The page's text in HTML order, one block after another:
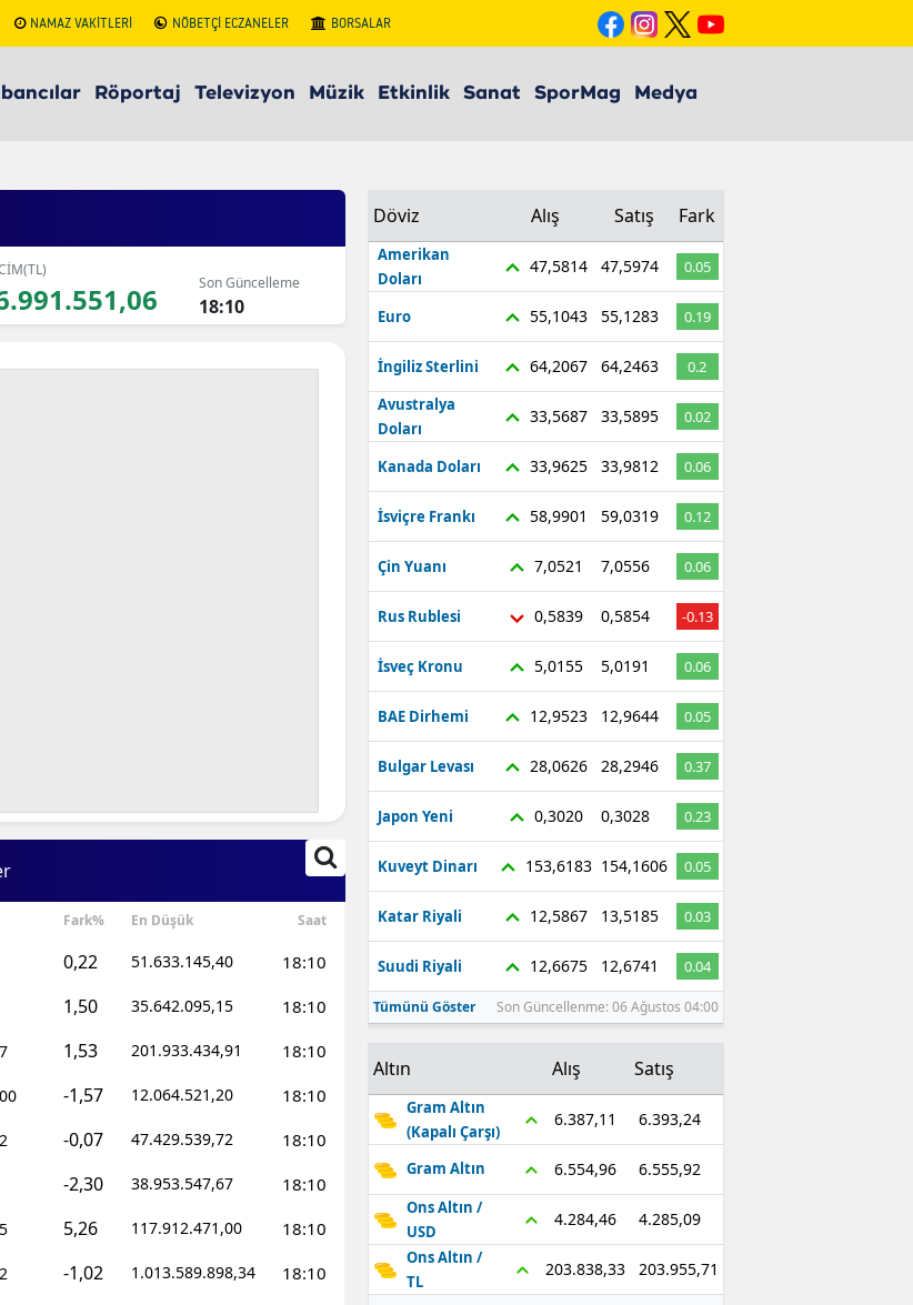
NAMAZ VAKİTLERİ NÖBETÇİ ECZANELER BORSALAR
Röportaj Televizyon Müzik Etkinlik Sanat SporMag Medya
Son Güncelleme
18:10
Fark% En Düşük Saat
0,22 51.633.145,40 18:10
1,50 35.642.095,15 18:10
1,53 201.933.434,91 18:10
-1,57 12.064.521,20 18:10
-0,07 47.429.539,72 18:10
-2,30 38.953.547,67 18:10
5,26 117.912.471,00 18:10
-1,02 1.013.589.898,34 18:10
Döviz Alış Satış Fark
Amerikan
Doları
47,5814 47,5974 0.05
Euro 55,1043 55,1283 0.19
İngiliz Sterlini 64,2067 64,2463
0.2
Avustralya
Doları
33,5687 33,5895 0.02
Kanada Doları 33,9625 33,9812 0.06
İsviçre Frankı 58,9901 59,0319 0.12
Çin Yuanı 7,0521 7,0556 0.06
Rus Rublesi 0,5839 0,5854 -0.13
İsveç Kronu 5,0155 5,0191 0.06
BAE Dirhemi 12,9523 12,9644 0.05
Bulgar Levası 28,0626 28,2946 0.37
Japon Yeni 0,3020 0,3028 0.23
Kuveyt Dinarı 153,6183 154,1606 0.05
Katar Riyali 12,5867 13,5185 0.03
Suudi Riyali 12,6675 12,6741 0.04
Tümünü Göster Son Güncellenme: 06 Ağustos 04:00
Altın Alış Satış
Gram Altın
(Kapalı Çarşı)
6.387,11 6.393,24
Gram Altın 6.554,96 6.555,92
Ons Altın /
USD
4.284,46 4.285,09
Ons Altın /
TL
203.838,33 203.955,71